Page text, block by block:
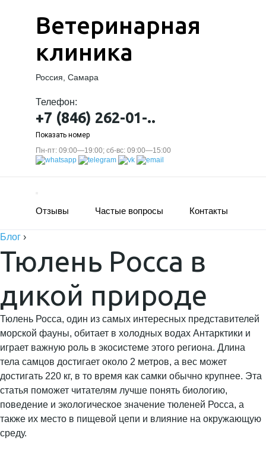
Ветеринарная
клиника
Россия, Самара
Телефон:
+7 (846) 262-01-..
Показать номер
Пн-пт: 09:00—19:00; сб-вс: 09:00—15:00
Отзывы Частые вопросы Контакты
Блог ›
Тюлень Росса в
дикой природе
Тюлень Росса, один из самых интересных представителей
морской фауны, обитает в холодных водах Антарктики и
играет важную роль в экосистеме этого региона. Длина
тела самцов достигает около 2 метров, а вес может
достигать 220 кг, в то время как самки обычно крупнее. Эта
статья поможет читателям лучше понять биологию,
поведение и экологическое значение тюленей Росса, а
также их место в пищевой цепи и влияние на окружающую
среду.